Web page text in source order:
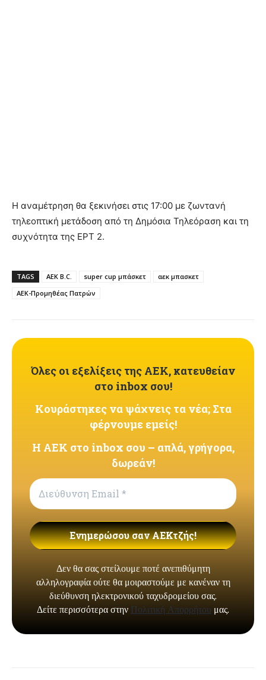
Η αναμέτρηση θα ξεκινήσει στις 17:00 με ζωντανή
τηλεοπτική μετάδοση από τη Δημόσια Τηλεόραση και τη
συχνότητα της ΕΡΤ 2.
TAGS AEK B.C. super cup μπάσκετ
αεκ μπασκετ
ΑΕΚ-Προμηθέας Πατρών